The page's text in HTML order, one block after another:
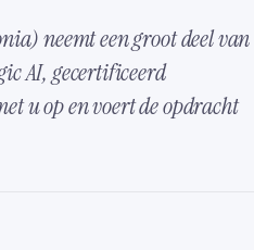
neemt een groot deel van
AI, gecertificeerd
u op en voert de opdracht